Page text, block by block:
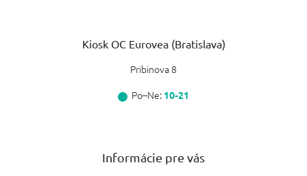
Kiosk OC Eurovea (Bratislava)
Pribinova 8
Po–Ne: 10-21
Informácie pre vás